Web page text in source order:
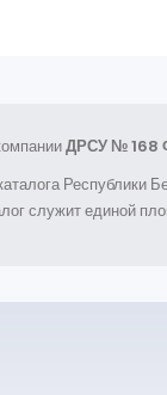
ДРСУ № 168
Республики
служит единой